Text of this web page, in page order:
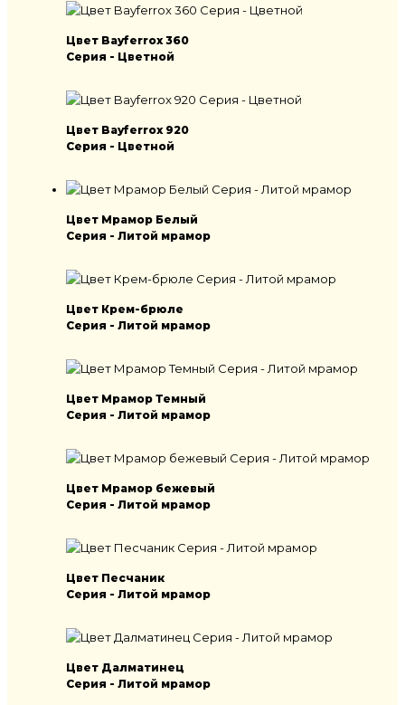
Цвет Bayferrox 360
Серия - Цветной
Цвет Bayferrox 920
Серия - Цветной
Цвет Мрамор Белый
Серия - Литой мрамор
Цвет Крем-брюле
Серия - Литой мрамор
Цвет Мрамор Темный
Серия - Литой мрамор
Цвет Мрамор бежевый
Серия - Литой мрамор
Цвет Песчаник
Серия - Литой мрамор
Цвет Далматинец
Серия - Литой мрамор